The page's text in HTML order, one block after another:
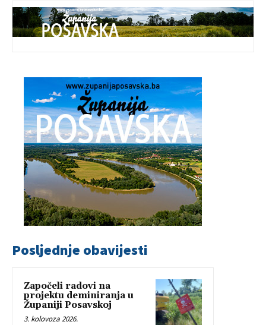
Posljednje obavijesti
Započeli radovi na
projektu deminiranja u
Županiji Posavskoj
3. kolovoza 2026.